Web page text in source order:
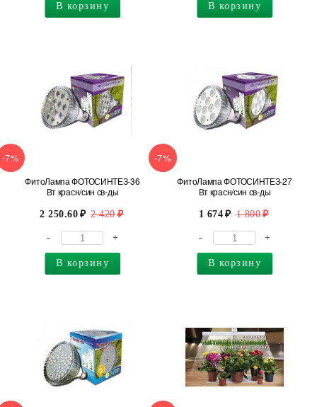
В корзину В корзину
-7%
ФитоЛампа ФОТОСИНТЕЗ-36
Вт красн/син св-ды
2 250.60 2 420
- +
В корзину
-7%
ФитоЛампа ФОТОСИНТЕЗ-27
Вт красн/син св-ды
1 674 1 800
- +
В корзину